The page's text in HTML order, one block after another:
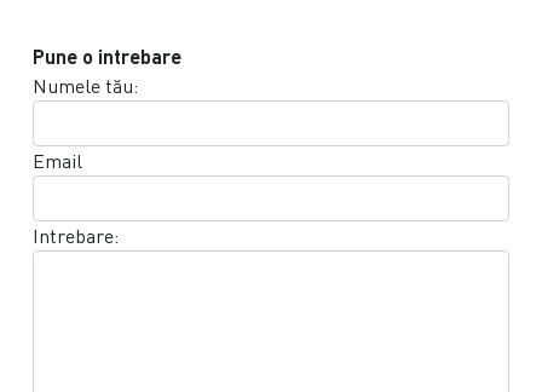
Pune o intrebare
Numele tău:
Email
Intrebare: